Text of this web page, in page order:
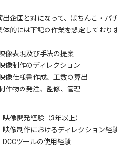
出企画と対になって、ぱちんこ・パ
体的には下記の作業を想定しており
像表現及び手法の提案
像制作のディレクション
像仕様書作成、工数の算出
作物の発注、監修、管理
映像開発経験（3年以上）
映像制作におけるディレクション経
DCCツールの使用経験